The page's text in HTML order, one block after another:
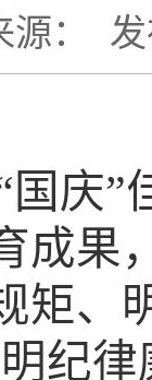
源：
国庆
成果
矩、
纪